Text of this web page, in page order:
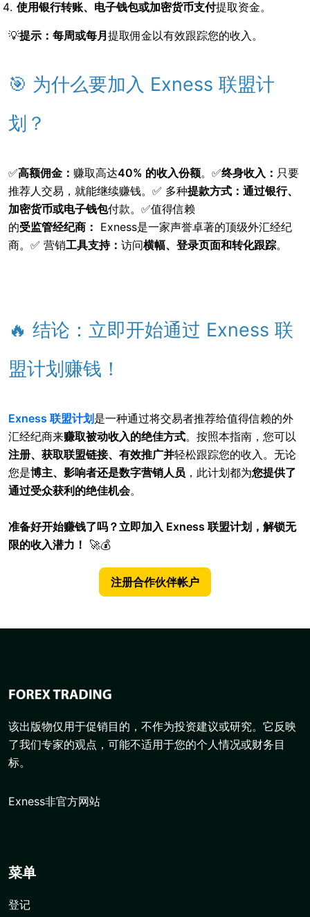
使用银行转账、电子钱包或加密货币支付提取资金。
💡提示： 每周或每月 提取佣金以有效跟踪您的收入。
🎯 为什么要加入 Exness 联盟计
划？
✅高额佣金： 赚取高达40% 的收入份额。✅终身收入： 只要
推荐人交易，就能继续赚钱。✅ 多种提款方式：通过银行、
加密货币或电子钱包付款。✅值得信赖
的受监管经纪商： Exness是一家声誉卓著的顶级外汇经纪
商。✅ 营销工具支持： 访问横幅、登录页面和转化跟踪。
🔥 结论：立即开始通过 Exness 联
盟计划赚钱！
Exness 联盟计划 是一种通过将交易者推荐给值得信赖的外
汇经纪商来赚取被动收入的绝佳方式。按照本指南，您可以
注册、获取联盟链接、有效推广并轻松跟踪您的收入。无论
您是博主、影响者还是数字营销人员 ，此计划都为您提供了
通过受众获利的绝佳机会。
准备好开始赚钱了吗？立即加入 Exness 联盟计划，解锁无
限的收入潜力！ 🚀💰
注册合作伙伴帐户
该出版物仅用于促销目的，不作为投资建议或研究。它反映
了我们专家的观点，可能不适用于您的个人情况或财务目
标。
Exness非官方网站
菜单
登记